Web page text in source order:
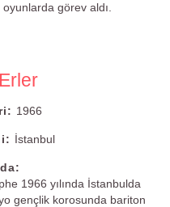
görev aldı.
1966
İstanbul
1966 yılında İstanbulda
gençlik korosunda bariton